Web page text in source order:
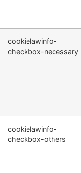
cookielawinfo-
checkbox-necessary
cookielawinfo-
checkbox-others